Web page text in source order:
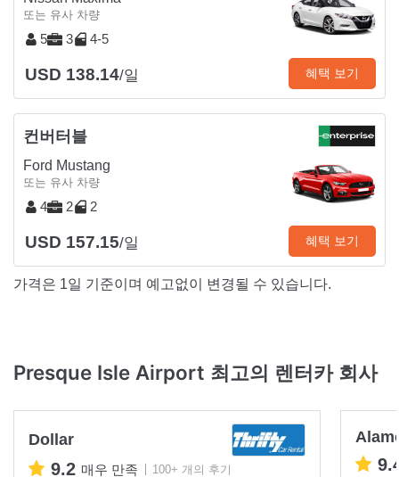
또는 유사 차량
5 3 4-5
USD 138.14/일 혜택 보기
컨버터블
Ford Mustang
또는 유사 차량
4 2 2
USD 157.15/일 혜택 보기
가격은 1일 기준이며 예고없이 변경될 수 있습니다.
Presque Isle Airport 최고의 렌터카 회사
Dollar
9.2 매우 만족 100+ 개의 후기